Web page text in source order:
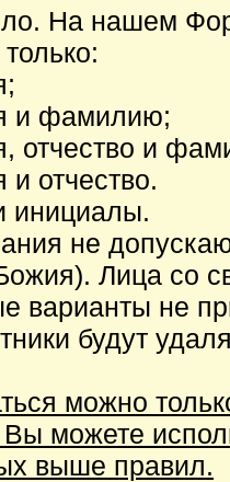
На нашем
и фамилию;
отчество и
отчество.
инициалы.
не
Лица со
варианты не
будут
можно
Вы можете
выше правил.